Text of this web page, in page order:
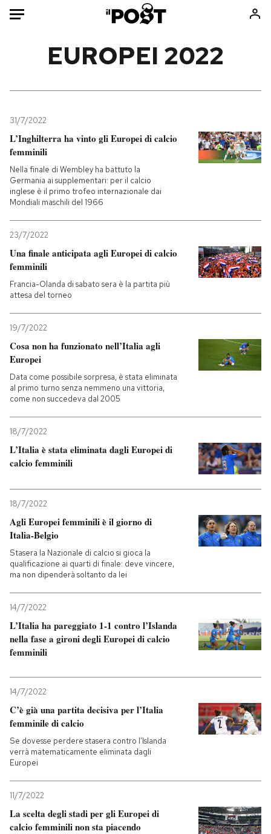
Mondo
Politica
Tecnologia
Internet
Scienza
Cultura
Economia
Consumismi
Media
Altrecose
PODCAST
NEWSLETTER
I MIEI PREFERITI
SHOP
CALENDARIO
Entra
EUROPEI 2022
31/7/2022
L’Inghilterra ha vinto gli Europei di calcio
femminili
Nella finale di Wembley ha battuto la
Germania ai supplementari: per il calcio
inglese è il primo trofeo internazionale dai
Mondiali maschili del 1966
23/7/2022
Una finale anticipata agli Europei di calcio
femminili
Francia-Olanda di sabato sera è la partita più
attesa del torneo
19/7/2022
Cosa non ha funzionato nell’Italia agli
Europei
Data come possibile sorpresa, è stata eliminata
al primo turno senza nemmeno una vittoria,
come non succedeva dal 2005
18/7/2022
L’Italia è stata eliminata dagli Europei di
calcio femminili
18/7/2022
Agli Europei femminili è il giorno di
Italia-Belgio
Stasera la Nazionale di calcio si gioca la
qualificazione ai quarti di finale: deve vincere,
ma non dipenderà soltanto da lei
14/7/2022
L’Italia ha pareggiato 1-1 contro l’Islanda
nella fase a gironi degli Europei di calcio
femminili
14/7/2022
C’è già una partita decisiva per l’Italia
femminile di calcio
Se dovesse perdere stasera contro l’Islanda
verrà matematicamente eliminata dagli
Europei
11/7/2022
La scelta degli stadi per gli Europei di
calcio femminili non sta piacendo